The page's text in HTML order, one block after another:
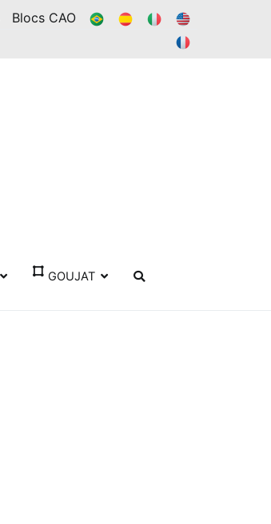
Blocs CAO BR ES
GOUJAT